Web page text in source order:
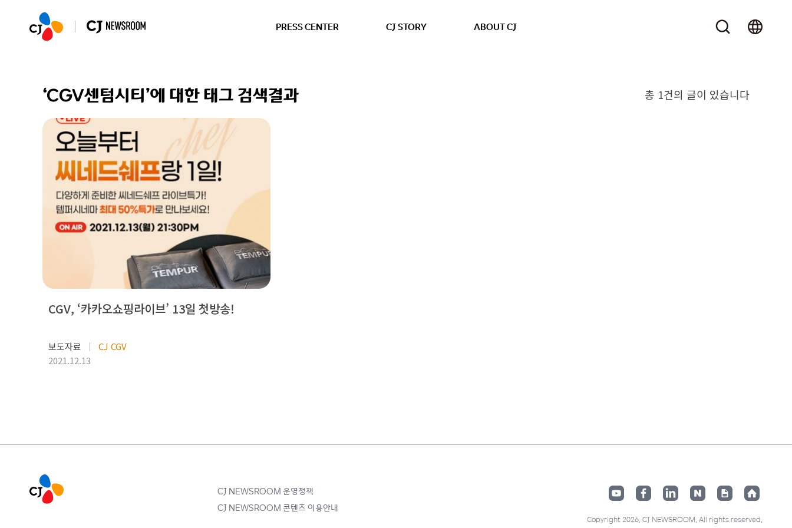
PRESS CENTER CJ STORY ABOUT CJ
‘CGV센텀시티’에 대한 태그 검색결과 총 1건의 글이 있습니다
CGV, ‘카카오쇼핑라이브’ 13일 첫방송!
보도자료
CJ CGV
2021.12.13
CJ NEWSROOM 운영정책
CJ NEWSROOM 콘텐츠 이용안내
Copyright 2026. CJ NEWSROOM. All rights reserved.